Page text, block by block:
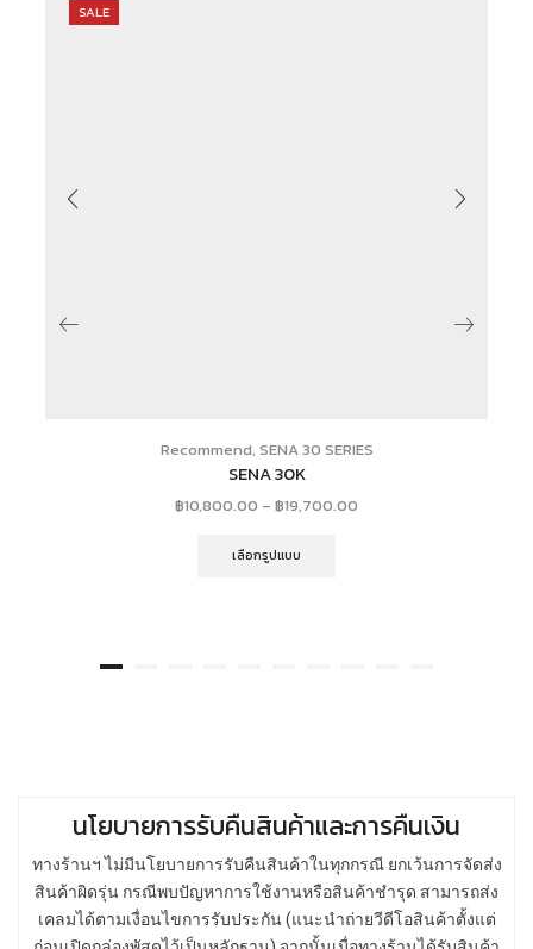
SALE
Recommend, SENA 30 SERIES
SENA 30K
฿10,800.00 – ฿19,700.00
เลือกรูปแบบ
นโยบายการรับคืนสินค้าและการคืนเงิน
ทางร้านฯ ไม่มีนโยบายการรับคืนสินค้าในทุกกรณี ยกเว้นการจัดส่ง
สินค้าผิดรุ่น กรณีพบปัญหาการใช้งานหรือสินค้าชำรุด สามารถส่ง
เคลมได้ตามเงื่อนไขการรับประกัน (แนะนำถ่ายวีดีโอสินค้าตั้งแต่